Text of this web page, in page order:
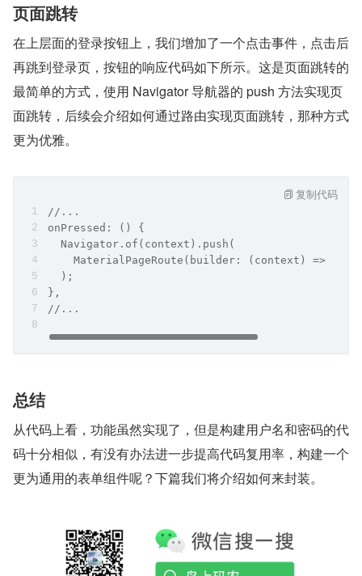
页面跳转
在上层面的登录按钮上，我们增加了一个点击事件，点击后
再跳到登录页，按钮的响应代码如下所示。这是页面跳转的
最简单的方式，使用 Navigator 导航器的 push 方法实现页
面跳转，后续会介绍如何通过路由实现页面跳转，那种方式
更为优雅。
//...
onPressed: () {
  Navigator.of(context).push(
MaterialPageRoute(builder: (context) =>
  );
},
//...
复制代码
总结
从代码上看，功能虽然实现了，但是构建用户名和密码的代
码十分相似，有没有办法进一步提高代码复用率，构建一个
更为通用的表单组件呢？下篇我们将介绍如何来封装。